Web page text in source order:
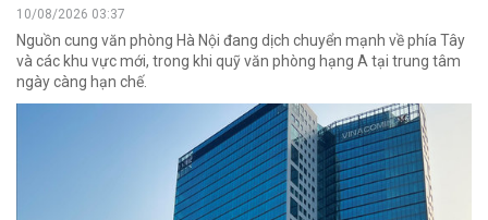
10/08/2026 03:37
Nguồn cung văn phòng Hà Nội đang dịch chuyển mạnh về phía Tây
và các khu vực mới, trong khi quỹ văn phòng hạng A tại trung tâm
ngày càng hạn chế.